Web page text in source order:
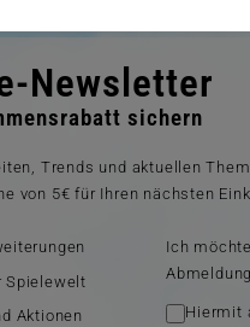
Newsletter
sichern
Trends und aktuellen
von 5€ für Ihren nächsten
Spielewelt
Aktionen
Ich
Hiermit